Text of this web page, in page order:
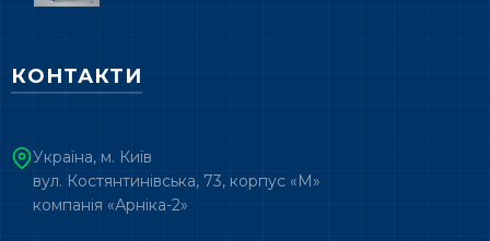
КОНТАКТИ
Україна, м. Київ
вул. Костянтинівська, 73, корпус «М»
компанія «Арніка-2»